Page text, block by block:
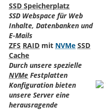
SSD Speicherplatz
SSD Webspace für Web
Inhalte, Datenbanken und
E-Mails
ZFS RAID mit NVMe SSD
Cache
Durch unsere spezielle
NVMe Festplatten
Konfiguration bieten
unsere Server eine
herausragende